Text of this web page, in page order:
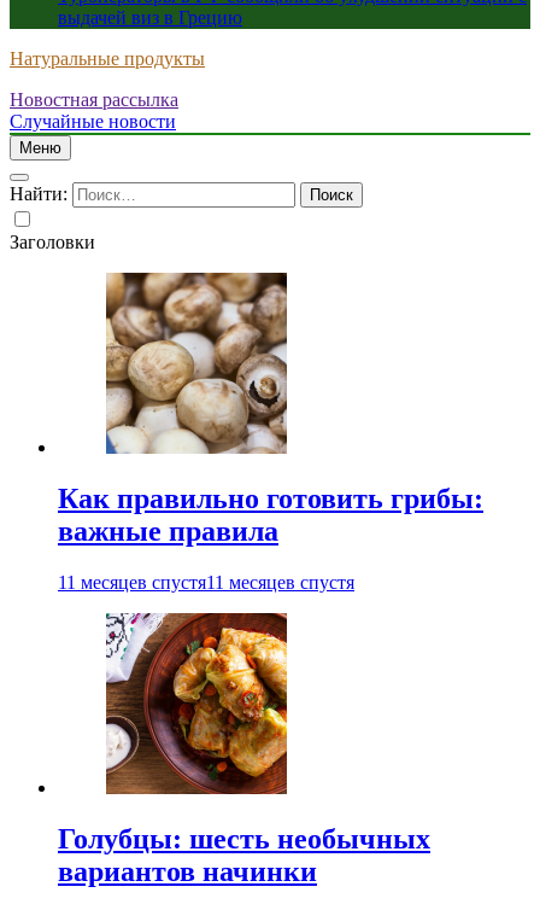
выдачей виз в Грецию
Натуральные продукты
Новостная рассылка
Случайные новости
Меню
Найти:
Заголовки
Как правильно готовить грибы:
важные правила
11 месяцев спустя11 месяцев спустя
Голубцы: шесть необычных
вариантов начинки